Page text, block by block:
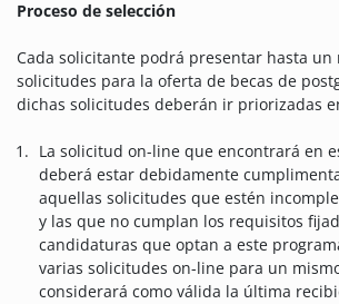
Proceso de selección
Cada solicitante podrá presentar hasta un
solicitudes para la oferta de becas de
dichas solicitudes deberán ir priorizadas
La solicitud on-line que encontrará en
deberá estar debidamente
aquellas solicitudes que estén
y las que no cumplan los requisitos
candidaturas que optan a este
varias solicitudes on-line para un
considerará como válida la última